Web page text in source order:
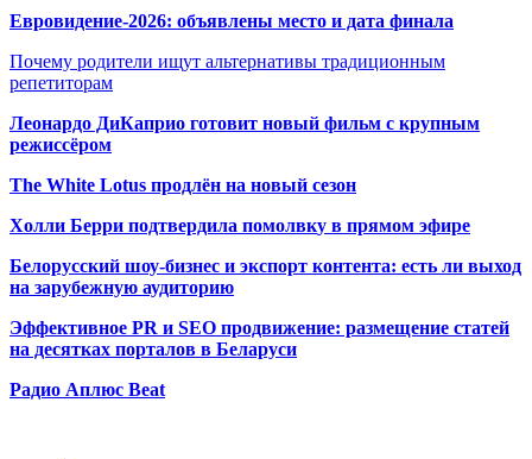
Евровидение-2026: объявлены место и дата финала
Почему родители ищут альтернативы традиционным
репетиторам
Леонардо ДиКаприо готовит новый фильм с крупным
режиссёром
The White Lotus продлён на новый сезон
Холли Берри подтвердила помолвку в прямом эфире
Белорусский шоу-бизнес и экспорт контента: есть ли выход
на зарубежную аудиторию
Эффективное PR и SEO продвижение: размещение статей
на десятках порталов в Беларуси
Радио Аплюс Beat